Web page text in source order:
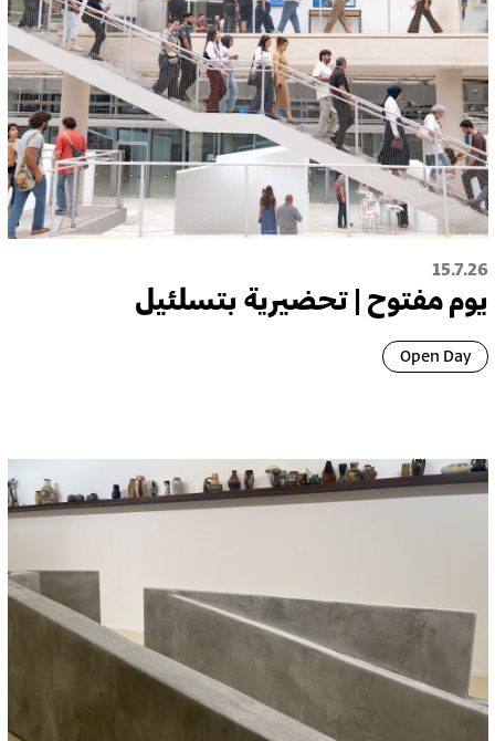
15.7.26
يوم مفتوح | تحضيرية بتسلئيل
Open Day